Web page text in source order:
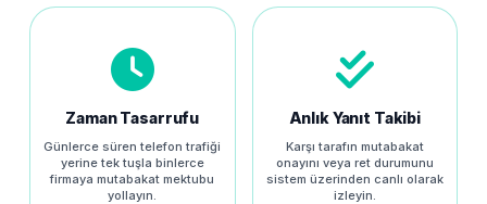
Zaman Tasarrufu
Günlerce süren telefon trafiği
yerine tek tuşla binlerce
firmaya mutabakat mektubu
yollayın.
Anlık Yanıt Takibi
Karşı tarafın mutabakat
onayını veya ret durumunu
sistem üzerinden canlı olarak
izleyin.